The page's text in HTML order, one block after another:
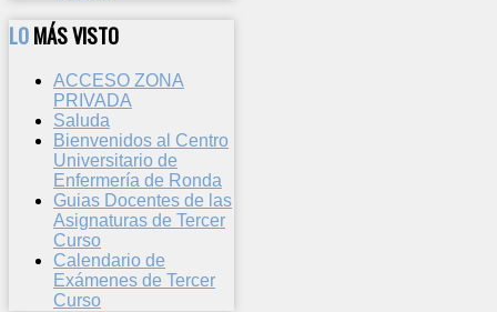
LOMÁS VISTO
ACCESO ZONA
PRIVADA
Saluda
Bienvenidos al Centro
Universitario de
Enfermería de Ronda
Guias Docentes de las
Asignaturas de Tercer
Curso
Calendario de
Exámenes de Tercer
Curso